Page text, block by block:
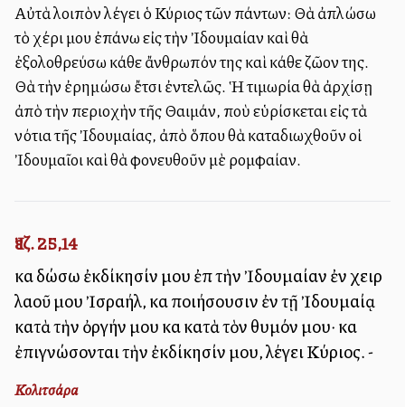
Αὐτὰ λοιπὸν λέγει ὁ Κύριος τῶν πάντων: Θὰ ἀπλώσω
τὸ χέρι μου ἐπάνω εἰς τὴν Ἰδουμαίαν καὶ θὰ
ἐξολοθρεύσω κάθε ἄνθρωπόν της καὶ κάθε ζῶον της.
Θὰ τὴν ἐρημώσω ἔτσι ἐντελῶς. Ἡ τιμωρία θὰ ἀρχίσῃ
ἀπὸ τὴν περιοχὴν τῆς Θαιμάν, ποὺ εὑρίσκεται εἰς τὰ
νότια τῆς Ἰδουμαίας, ἀπὸ ὅπου θὰ καταδιωχθοῦν οἱ
Ἰδουμαῖοι καὶ θὰ φονευθοῦν μὲ ρομφαίαν.
Ἰεζ. 25,14
καὶ δώσω ἐκδίκησίν μου ἐπὶ τὴν Ἰδουμαίαν ἐν χειρὶ
λαοῦ μου Ἰσραήλ, καὶ ποιήσουσιν ἐν τῇ Ἰδουμαίᾳ
κατὰ τὴν ὀργήν μου καὶ κατὰ τὸν θυμόν μου· καὶ
ἐπιγνώσονται τὴν ἐκδίκησίν μου, λέγει Κύριος. -
Κολιτσάρα